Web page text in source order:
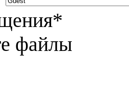
*
файлы